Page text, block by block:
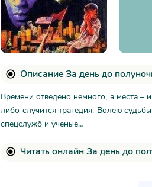
Описание За день до
Времени отведено немного, а места –
либо случится трагедия. Волею
спецслужб и ученые…
Читать онлайн За день до